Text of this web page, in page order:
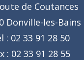
de Coutances
Donville-les-Bains
: 02 33 91 28 50
: 02 33 91 28 55